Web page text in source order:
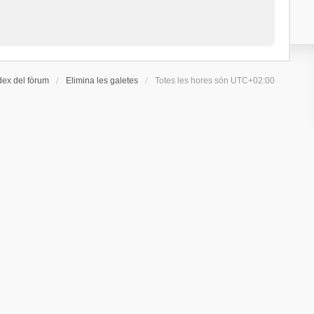
del fòrum Elimina les galetes Totes les hores són UTC+02:00